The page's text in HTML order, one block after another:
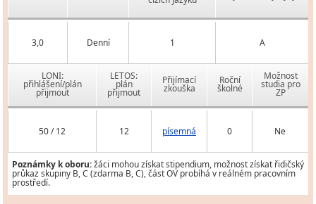
3,0 Denní 1 A
LONI:
přihlášení/plán
přijmout
LETOS:
plán
přijmout
Přijímací
zkouška
Roční
školné
Možnost
studia pro
ZP
50 / 12 12 písemná 0 Ne
Poznámky k oboru:žáci mohou získat stipendium, možnost získat řidičský
průkaz skupiny B, C (zdarma B, C), část OV probíhá v reálném pracovním
prostředí.